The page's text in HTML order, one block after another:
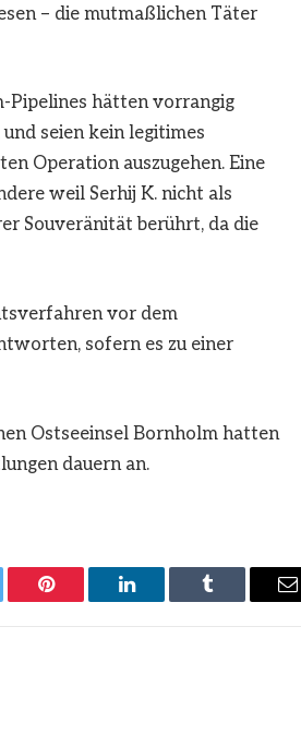
– die mutmaßlichen Täter
Pipelines hätten vorrangig
seien kein legitimes
Operation auszugehen. Eine
weil Serhij K. nicht als
Souveränität berührt, da die
vor dem
sofern es zu einer
Ostseeinsel Bornholm hatten
dauern an.
Pinterest LinkedIn Tumblr